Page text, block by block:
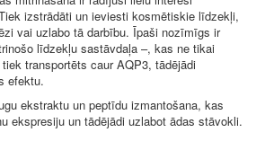
izstrādāti un ieviesti kosmētiskie līdzekļi,
vai uzlabo tā darbību. Īpaši nozīmīgs ir
līdzekļu sastāvdaļa –, kas ne tikai
transportēts caur AQP3, tādējādi
efektu.
ekstraktu un peptīdu izmantošana, kas
ekspresiju un tādējādi uzlabot ādas stāvokli.